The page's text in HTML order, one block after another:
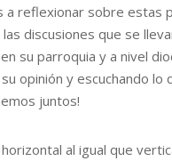
a reflexionar sobre estas
discusiones que se
su parroquia y a nivel
opinión y escuchando lo
juntos!
al igual que